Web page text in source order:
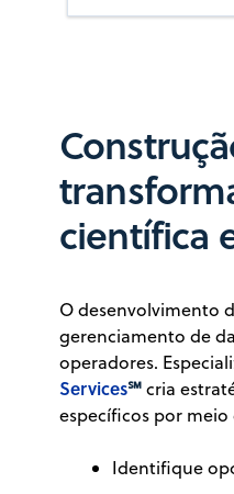
científica
O desenvolvimento
gerenciamento de
operadores.
Services℠cria
específicos por
Identifique